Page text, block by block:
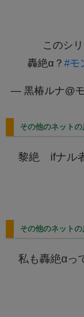
このシ
轟絶α？ #モ
— 黒椿ルナ@
その他のネット
黎絶 ifナル
その他のネット
私も轟絶αっ